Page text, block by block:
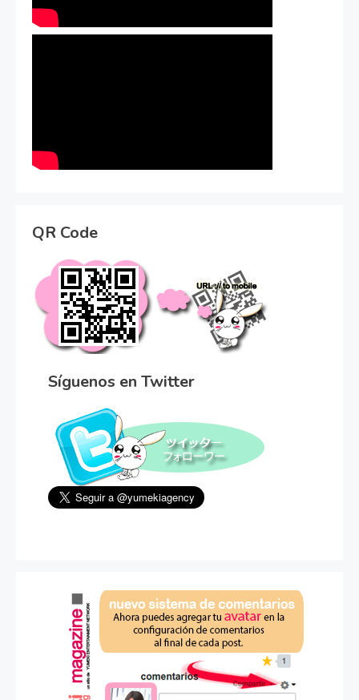
QR Code
Síguenos en Twitter